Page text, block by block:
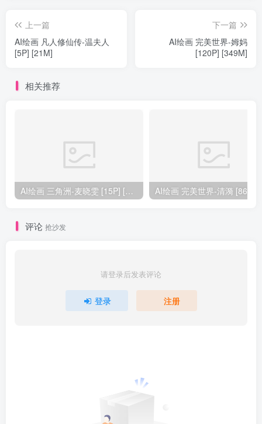
上一篇
AI绘画 凡人修仙传-温夫人
[5P] [21M]
下一篇
AI绘画 完美世界-姆妈
[120P] [349M]
相关推荐
AI绘画 三角洲-麦晓雯 [15P] [57M]
评论 抢沙发
请登录后发表评论
登录 注册